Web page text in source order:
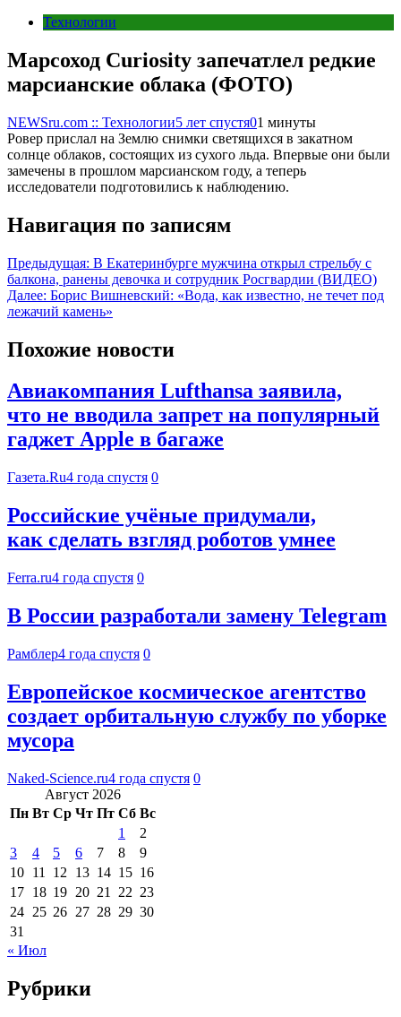
Технологии
Марсоход Curiosity запечатлел редкие
марсианские облака (ФОТО)
NEWSru.com :: Технологии5 лет спустя01 минуты
Ровер прислал на Землю снимки светящихся в закатном
солнце облаков, состоящих из сухого льда. Впервые они были
замечены в прошлом марсианском году, а теперь
исследователи подготовились к наблюдению.
Навигация по записям
Предыдущая: В Екатеринбурге мужчина открыл стрельбу с
балкона, ранены девочка и сотрудник Росгвардии (ВИДЕО)
Далее: Борис Вишневский: «Вода, как известно, не течет под
лежачий камень»
Похожие новости
Авиакомпания Lufthansa заявила,
что не вводила запрет на популярный
гаджет Apple в багаже
Газета.Ru4 года спустя 0
Российские учёные придумали,
как сделать взгляд роботов умнее
Ferra.ru4 года спустя 0
В России разработали замену Telegram
Рамблер4 года спустя 0
Европейское космическое агентство
создает орбитальную службу по уборке
мусора
Naked-Science.ru4 года спустя 0
Август 2026
Пн Вт Ср Чт Пт Сб Вс
1
2
3
4 5 6 7 8
9
10 11 12 13 14 15 16
17 18 19 20 21 22 23
24 25 26 27 28 29 30
31
« Июл
Рубрики